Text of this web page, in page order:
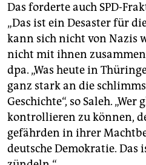
Das forderte auch SPD-
„Das ist ein Desaster für
kann sich nicht von Nazis
nicht mit ihnen
dpa. „Was heute in
ganz stark an die
Geschichte“, so Saleh.
kontrollieren zu können,
gefährden in ihrer
deutsche Demokratie. Das